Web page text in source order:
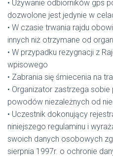
• Używanie odbiorników gps
dozwolone jest jedynie w
• W czasie trwania rajdu
innych niż otrzymane od
• W przypadku rezygnacji z
wpisowego
• Zabrania się śmiecenia na
• Organizator zastrzega
powodów niezależnych od
• Uczestnik dokonujący
niniejszego regulaminu i
swoich danych osobowych
sierpnia 1997r. o ochronie